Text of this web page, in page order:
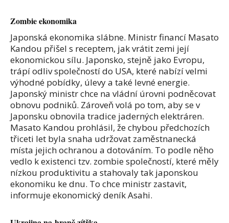
Zombie ekonomika
Japonská ekonomika slábne. Ministr financí Masato
Kandou přišel s receptem, jak vrátit zemi její
ekonomickou sílu. Japonsko, stejně jako Evropu,
trápí odliv společností do USA, které nabízí velmi
výhodné pobídky, úlevy a také levné energie.
Japonský ministr chce na vládní úrovni podněcovat
obnovu podniků. Zároveň volá po tom, aby se v
Japonsku obnovila tradice jaderných elektráren.
Masato Kandou prohlásil, že chybou předchozích
třiceti let byla snaha udržovat zaměstnanecká
místa jejich ochranou a dotováním. To podle něho
vedlo k existenci tzv. zombie společností, které měly
nízkou produktivitu a stahovaly tak japonskou
ekonomiku ke dnu. To chce ministr zastavit,
informuje ekonomický deník Asahi.